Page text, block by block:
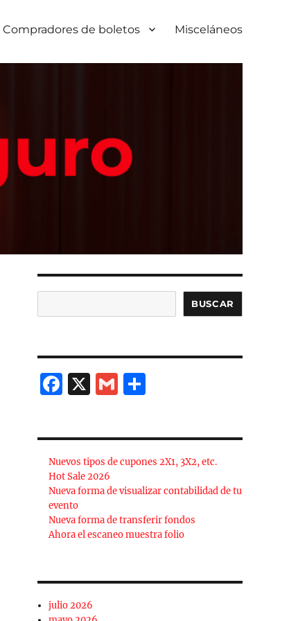
Compradores de boletos Misceláneos
BUSCAR
F
b
o
o
k
X G C
a
rt
ir
Nuevos tipos de cupones 2X1, 3X2, etc.
Hot Sale 2026
Nueva forma de visualizar contabilidad de tu
evento
Nueva forma de transferir fondos
Ahora el escaneo muestra folio
julio 2026